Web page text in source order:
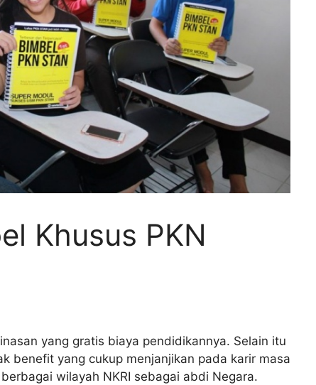
Khusus PKN
yang gratis biaya pendidikannya. Selain itu
benefit yang cukup menjanjikan pada karir masa
wilayah NKRI sebagai abdi Negara.